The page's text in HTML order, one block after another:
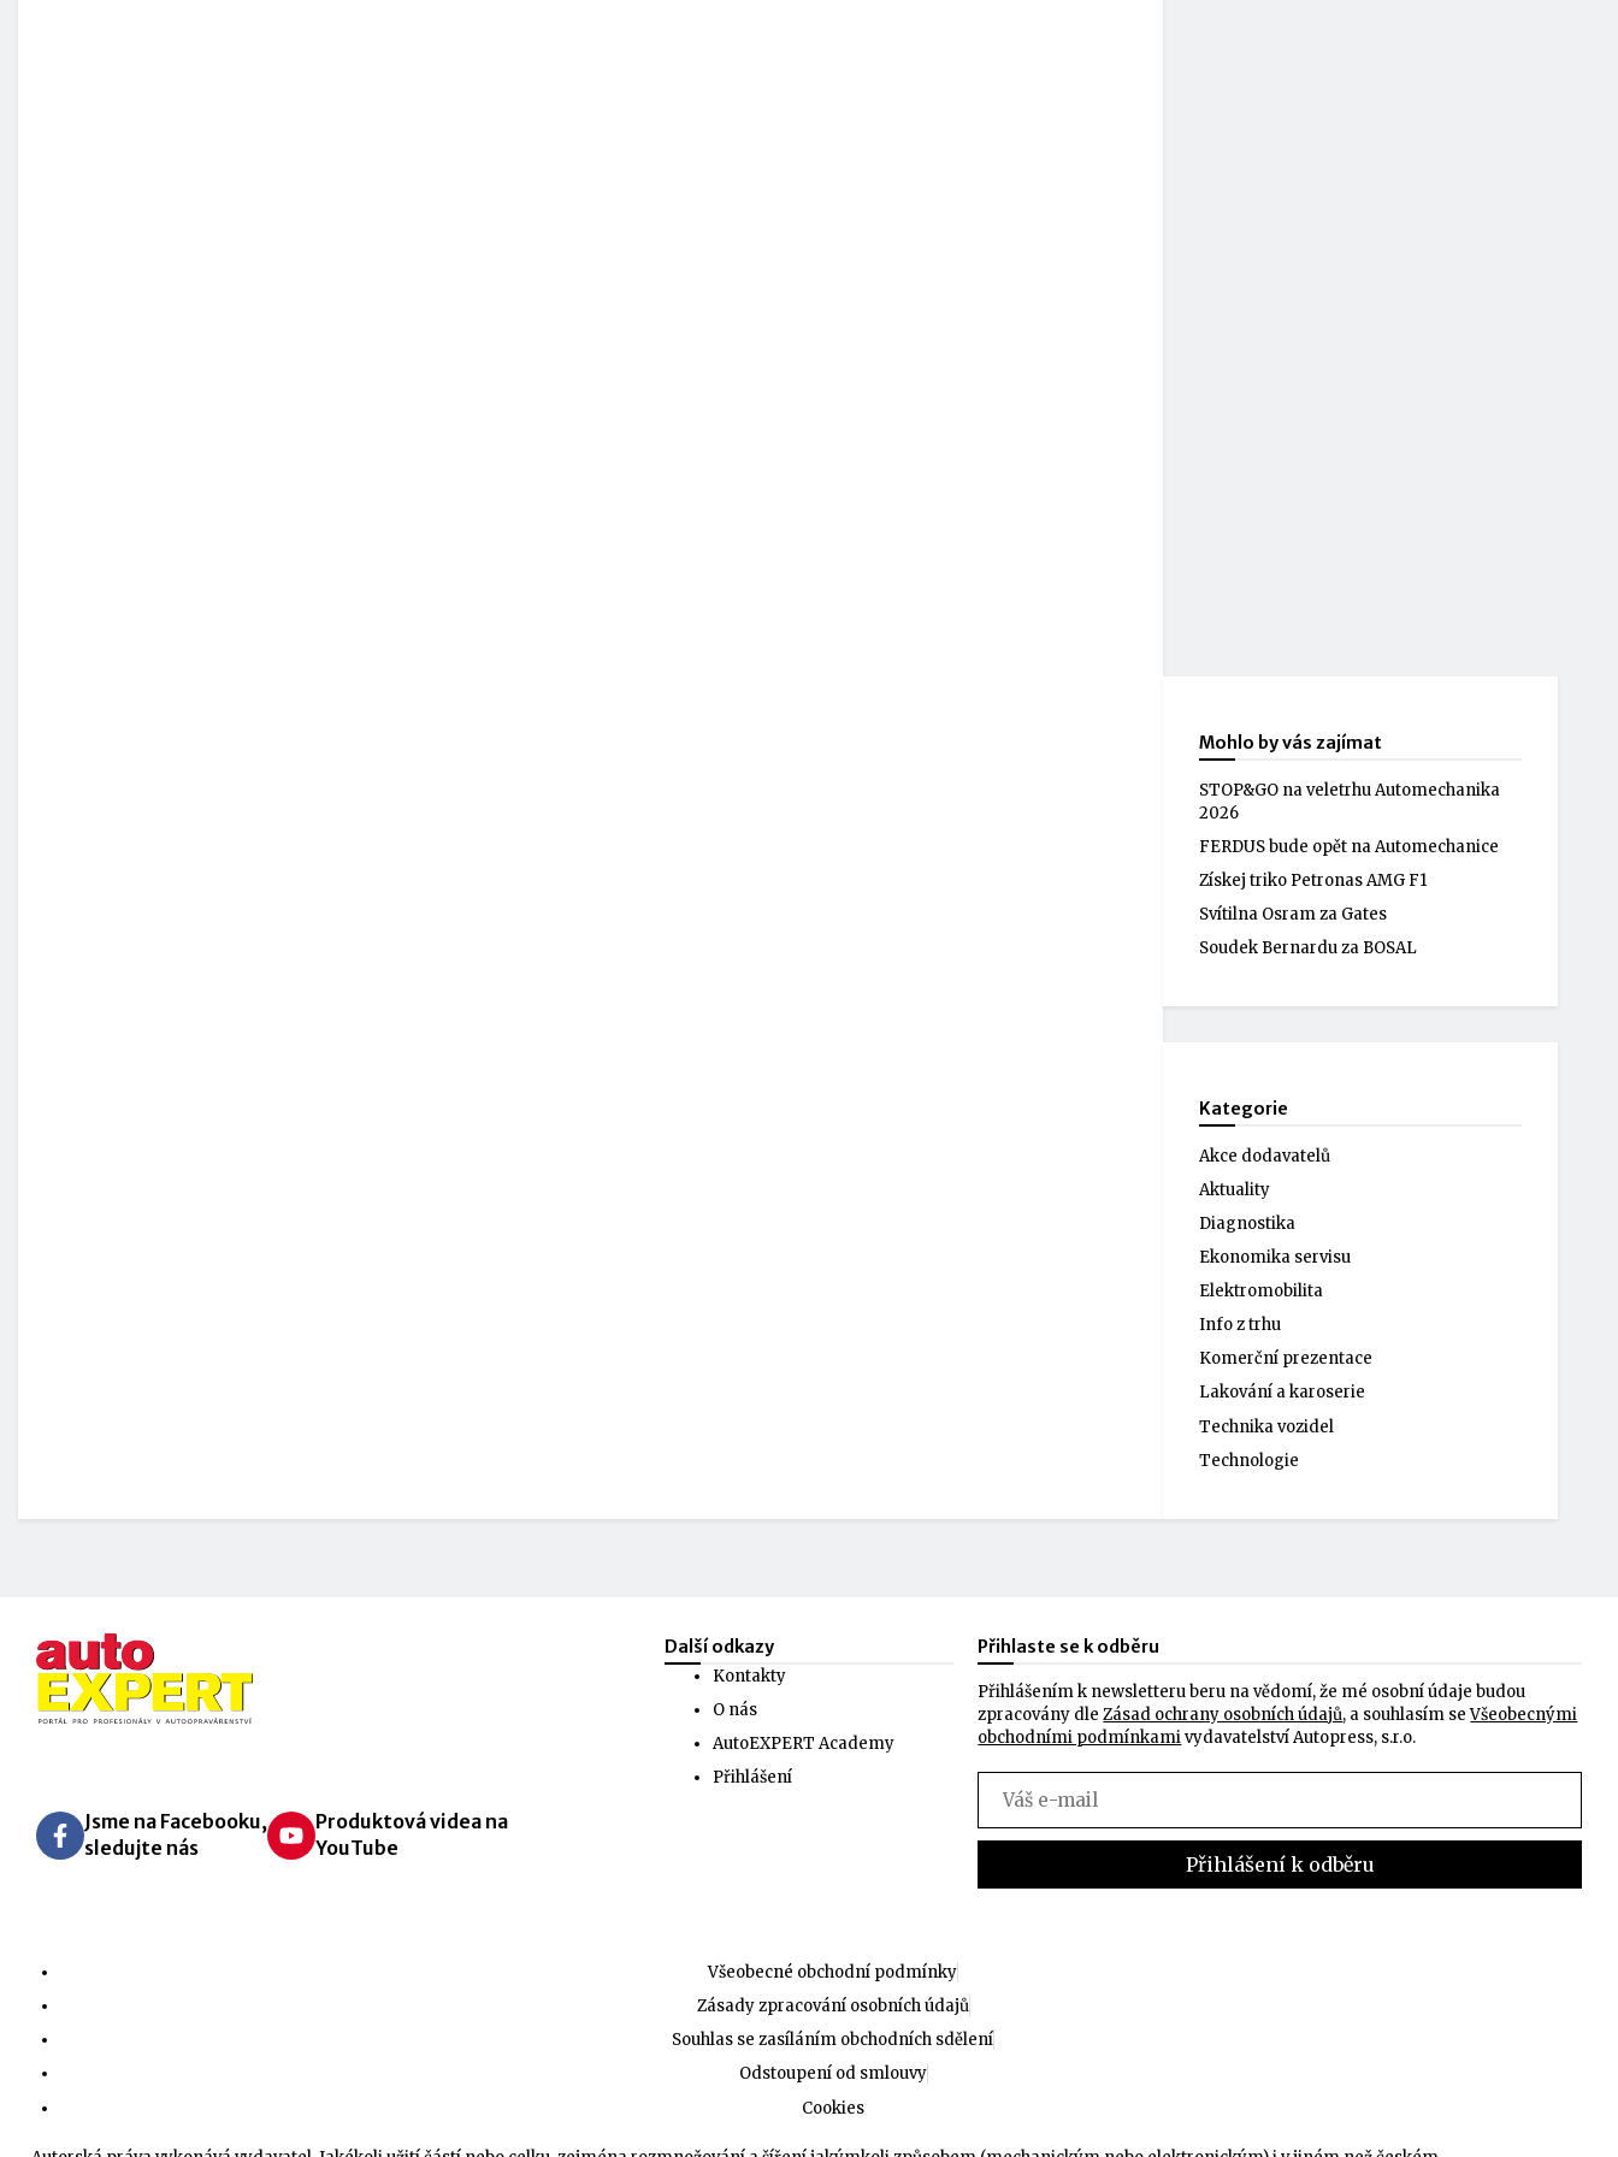
Mohlo by vás zajímat
STOP&GO na veletrhu Automechanika
2026
FERDUS bude opět na Automechanice
Získej triko Petronas AMG F1
Svítilna Osram za Gates
Soudek Bernardu za BOSAL
Kategorie
Akce dodavatelů
Aktuality
Diagnostika
Ekonomika servisu
Elektromobilita
Info z trhu
Komerční prezentace
Lakování a karoserie
Technika vozidel
Technologie
Další odkazy
Kontakty
O nás
AutoEXPERT Academy
Přihlášení
Přihlaste se k odběru
Přihlášením k newsletteru beru na vědomí, že mé osobní údaje budou
zpracovány dleZásad ochrany osobních údajů, a souhlasím seVšeobecnými
obchodními podmínkamivydavatelství Autopress, s.r.o.
Jsme na Facebooku,
sledujte nás
Produktová videa na
YouTube
Všeobecné obchodní podmínky
Zásady zpracování osobních údajů
Souhlas se zasíláním obchodních sdělení
Odstoupení od smlouvy
Cookies